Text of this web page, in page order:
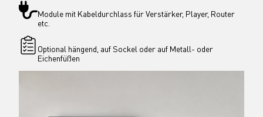
Module mit Kabeldurchlass für Verstärker, Player, Router
etc.
Optional hängend, auf Sockel oder auf Metall- oder
Eichenfüßen